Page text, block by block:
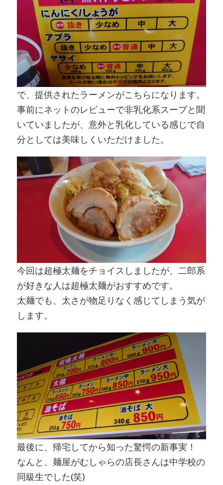
で、提供されたラーメンがこちらになります。
事前にネットのレビューで非乳化系スープと聞
いていましたが、意外と乳化している感じで自
分としては美味しくいただけました。
今回は超極太麺をチョイスしましたが、二郎系
が好きな人は超極太麺がおすすめです。
太麺でも、太さが物足りなく感じてしまう気が
します。
最後に、帰宅してから知った驚愕の新事実！
なんと、麺屋がむしゃらの店長さんは中学校の
同級生でした(笑)